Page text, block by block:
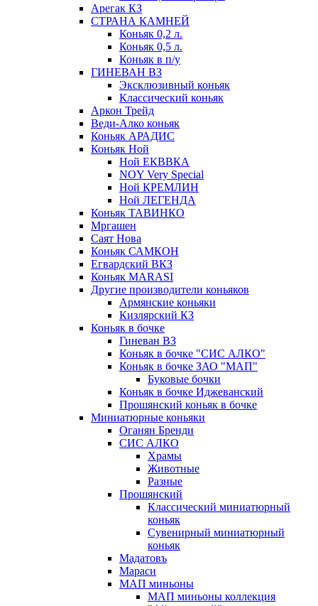
Арегак КЗ
СТРАНА КАМНЕЙ
Коньяк 0,2 л.
Коньяк 0,5 л.
Коньяк в п/у
ГИНЕВАН ВЗ
Эксклюзивный коньяк
Классический коньяк
Аркон Трейд
Веди-Алко коньяк
Коньяк АРАДИС
Коньяк Ной
Ной ЕКВВКА
NOY Very Special
Ной КРЕМЛИН
Ной ЛЕГЕНДА
Коньяк ТАВИНКО
Мргашен
Саят Нова
Коньяк САМКОН
Егвардский ВКЗ
Коньяк MARASI
Другие производители коньяков
Армянские коньяки
Кизлярский КЗ
Коньяк в бочке
Гиневан ВЗ
Коньяк в бочке "СИС АЛКО"
Коньяк в бочке ЗАО "МАП"
Буковые бочки
Коньяк в бочке Иджеванский
Прошянский коньяк в бочке
Миниатюрные коньяки
Оганян Бренди
СИС АЛКО
Храмы
Животные
Разные
Прошянский
Классический миниатюрный
коньяк
Сувенирный миниатюрный
коньяк
Мадатовъ
Мараси
МАП миньоны
МАП миньоны коллекция